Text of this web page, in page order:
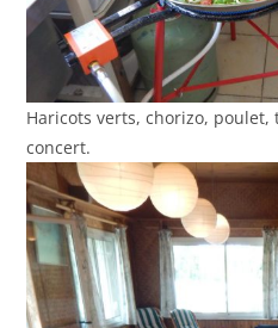
Haricots verts, chorizo,
concert.